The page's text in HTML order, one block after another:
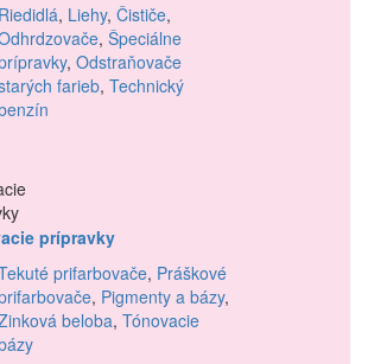
Riedidlá, Liehy, Čističe,
, Špeciálne
, Odstraňovače
farieb, Technický
prípravky
prifarbovače, Práškové
, Pigmenty a bázy,
beloba, Tónovacie